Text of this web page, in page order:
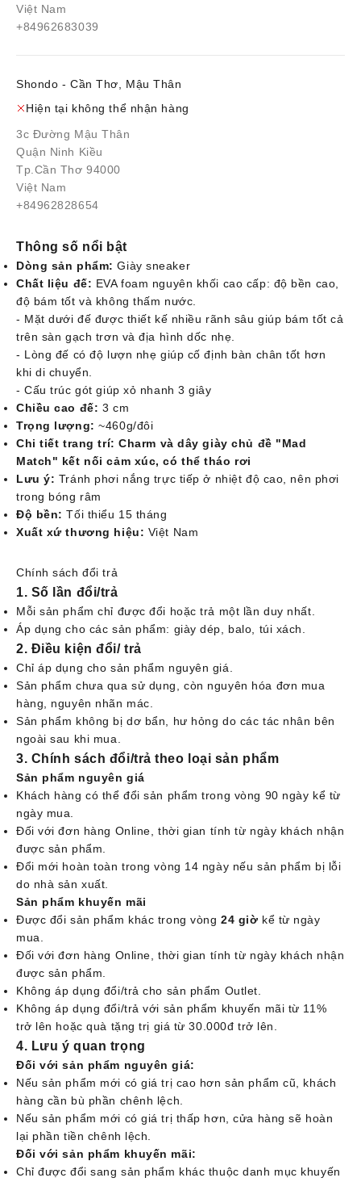
Việt Nam
+84962683039
Shondo - Cần Thơ, Mậu Thân
Hiện tại không thể nhận hàng
3c Đường Mậu Thân
Quận Ninh Kiều
Tp.Cần Thơ 94000
Việt Nam
+84962828654
Thông số nổi bật
Dòng sản phẩm: Giày sneaker
Chất liệu đế: EVA foam nguyên khối cao cấp: độ bền cao,
độ bám tốt và không thấm nước.
- Mặt dưới đế được thiết kế nhiều rãnh sâu giúp bám tốt cả
trên sàn gạch trơn và địa hình dốc nhẹ.
- Lòng đế có độ lượn nhẹ giúp cố định bàn chân tốt hơn
khi di chuyển.
- Cấu trúc gót giúp xỏ nhanh 3 giây
Chiều cao đế: 3 cm
Trọng lượng:~460g/đôi
Chi tiết trang trí: Charm và dây giày chủ đề "Mad
Match" kết nối cảm xúc, có thể tháo rơi
Lưu ý: Tránh phơi nắng trực tiếp ở nhiệt độ cao, nên phơi
trong bóng râm
Độ bền: Tối thiểu 15 tháng
Xuất xứ thương hiệu: Việt Nam
Chính sách đổi trả
1. Số lần đổi/trả
Mỗi sản phẩm chỉ được đổi hoặc trả một lần duy nhất.
Áp dụng cho các sản phẩm: giày dép, balo, túi xách.
2. Điều kiện đổi/ trả
Chỉ áp dụng cho sản phẩm nguyên giá.
Sản phẩm chưa qua sử dụng, còn nguyên hóa đơn mua
hàng, nguyên nhãn mác.
Sản phẩm không bị dơ bẩn, hư hỏng do các tác nhân bên
ngoài sau khi mua.
3. Chính sách đổi/trả theo loại sản phẩm
Sản phẩm nguyên giá
Khách hàng có thể đổi sản phẩm trong vòng 90 ngày kể từ
ngày mua.
Đối với đơn hàng Online, thời gian tính từ ngày khách nhận
được sản phẩm.
Đổi mới hoàn toàn trong vòng 14 ngày nếu sản phẩm bị lỗi
do nhà sản xuất.
Sản phẩm khuyến mãi
Được đổi sản phẩm khác trong vòng24 giờ kể từ ngày
mua.
Đối với đơn hàng Online, thời gian tính từ ngày khách nhận
được sản phẩm.
Không áp dụng đổi/trả cho sản phẩm Outlet.
Không áp dụng đổi/trả với sản phẩm khuyến mãi từ 11%
trở lên hoặc quà tặng trị giá từ 30.000đ trở lên.
4. Lưu ý quan trọng
Đối với sản phẩm nguyên giá:
Nếu sản phẩm mới có giá trị cao hơn sản phẩm cũ, khách
hàng cần bù phần chênh lệch.
Nếu sản phẩm mới có giá trị thấp hơn, cửa hàng sẽ hoàn
lại phần tiền chênh lệch.
Đối với sản phẩm khuyến mãi:
Chỉ được đổi sang sản phẩm khác thuộc danh mục khuyến